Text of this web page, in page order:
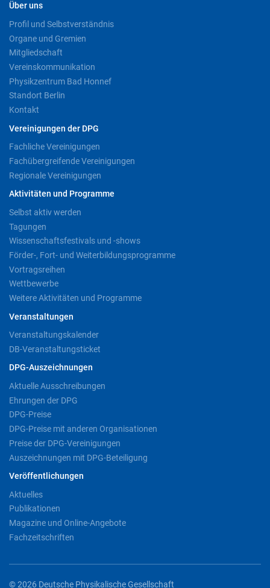
Über uns
Profil und Selbstverständnis
Organe und Gremien
Mitgliedschaft
Vereinskommunikation
Physikzentrum Bad Honnef
Standort Berlin
Kontakt
Vereinigungen der DPG
Fachliche Vereinigungen
Fachübergreifende Vereinigungen
Regionale Vereinigungen
Aktivitäten und Programme
Selbst aktiv werden
Tagungen
Wissenschaftsfestivals und -shows
Förder-, Fort- und Weiterbildungsprogramme
Vortragsreihen
Wettbewerbe
Weitere Aktivitäten und Programme
Veranstaltungen
Veranstaltungskalender
DB-Veranstaltungsticket
DPG-Auszeichnungen
Aktuelle Ausschreibungen
Ehrungen der DPG
DPG-Preise
DPG-Preise mit anderen Organisationen
Preise der DPG-Vereinigungen
Auszeichnungen mit DPG-Beteiligung
Veröffentlichungen
Aktuelles
Publikationen
Magazine und Online-Angebote
Fachzeitschriften
© 2026 Deutsche Physikalische Gesellschaft